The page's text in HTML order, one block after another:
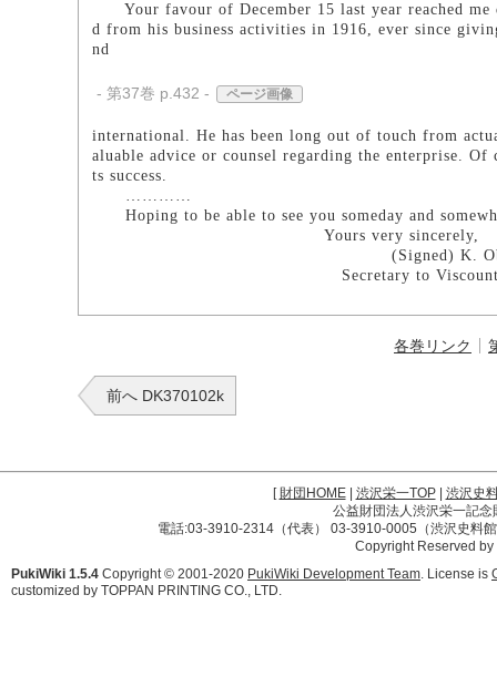
Your favour of December 15 last year reached
d from his business activities in 1916, ever since
nd
- 第37巻 p.432 - ページ画像
international. He has been long out of touch from
aluable advice or counsel regarding the enterprise.
ts success.
…………
Hoping to be able to see you someday and
Yours very sincerely,
(Signed) K.
Secretary to Viscount
各巻リンク
前へ DK370102k
[財団HOME| 渋沢栄一TOP| 渋沢史
公益財団法人渋沢栄一記
電話:03-3910-2314（代表） 03-3910-0005（渋沢史料
Copyright Reserved
PukiWiki 1.5.4 Copyright © 2001-2020 PukiWiki Development Team. License is
customized by TOPPAN PRINTING CO., LTD.